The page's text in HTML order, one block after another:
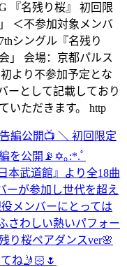
『名残り桜』 初回限
＜不参加対象メンバ
シングル『名残り
」 会場：京都パルス
より不参加予定とな
ーとして記載しており
いただきます。 http
編公開📺 ＼ 初回限定
を公開📡✡｡:*.ﾟ
本武道館』より全18曲
ーが参加し世代を超え
メンバーにとっては
さわしい熱いパフォー
り桜ペアダンスver🌸
ね🤳🏻🌷